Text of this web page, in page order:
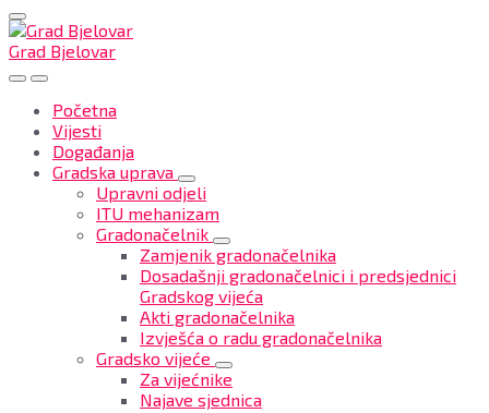
Grad Bjelovar
Početna
Vijesti
Događanja
Gradska uprava
Upravni odjeli
ITU mehanizam
Gradonačelnik
Zamjenik gradonačelnika
Dosadašnji gradonačelnici i predsjednici
Gradskog vijeća
Akti gradonačelnika
Izvješća o radu gradonačelnika
Gradsko vijeće
Za vijećnike
Najave sjednica